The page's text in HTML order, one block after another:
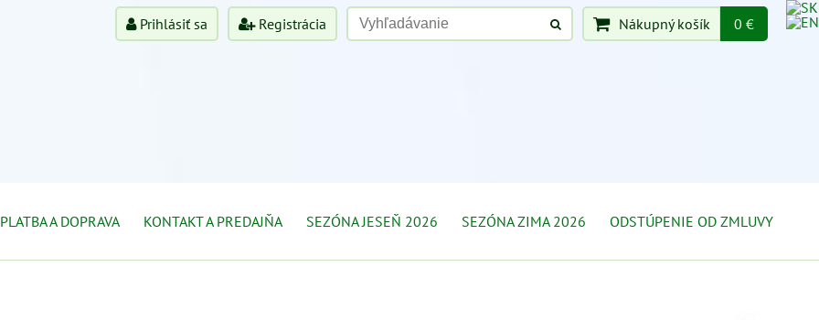
Prihlásiť sa Registrácia Nákupný košík 0 €
PLATBA A DOPRAVA KONTAKT A PREDAJŇA SEZÓNA JESEŇ 2026 SEZÓNA ZIMA 2026 ODSTÚPENIE OD ZMLUVY